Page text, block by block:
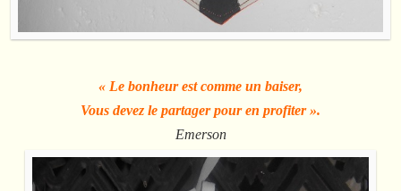
« Le bonheur est comme un baiser,
Vous devez le partager pour en profiter ».
Emerson